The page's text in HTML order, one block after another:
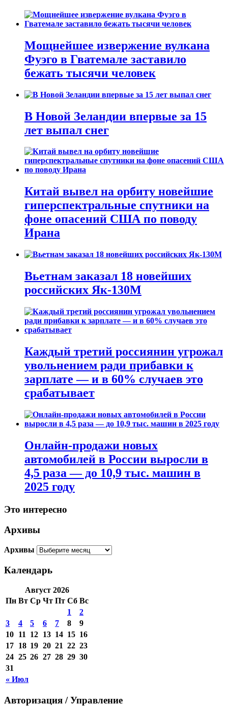
Мощнейшее извержение вулкана
Фуэго в Гватемале заставило
бежать тысячи человек
В Новой Зеландии впервые за 15
лет выпал снег
Китай вывел на орбиту новейшие
гиперспектральные спутники на
фоне опасений США по поводу
Ирана
Вьетнам заказал 18 новейших
российских Як-130М
Каждый третий россиянин угрожал
увольнением ради прибавки к
зарплате — и в 60% случаев это
срабатывает
Онлайн-продажи новых
автомобилей в России выросли в
4,5 раза — до 10,9 тыс. машин в
2025 году
Это интересно
Архивы
Архивы
Календарь
Август 2026
Пн Вт Ср Чт Пт Сб Вс
« Июл
1
2
3
4 5 6 7 8
9
10 11 12 13 14 15 16
17 18 19 20 21 22 23
24 25 26 27 28 29 30
31
Авторизация / Управление